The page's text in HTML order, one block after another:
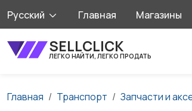
Русский Главная Магазины
SELLCLICK
ЛЕГКО НАЙТИ, ЛЕГКО ПРОДАТЬ
Главная Транспорт Запчасти и